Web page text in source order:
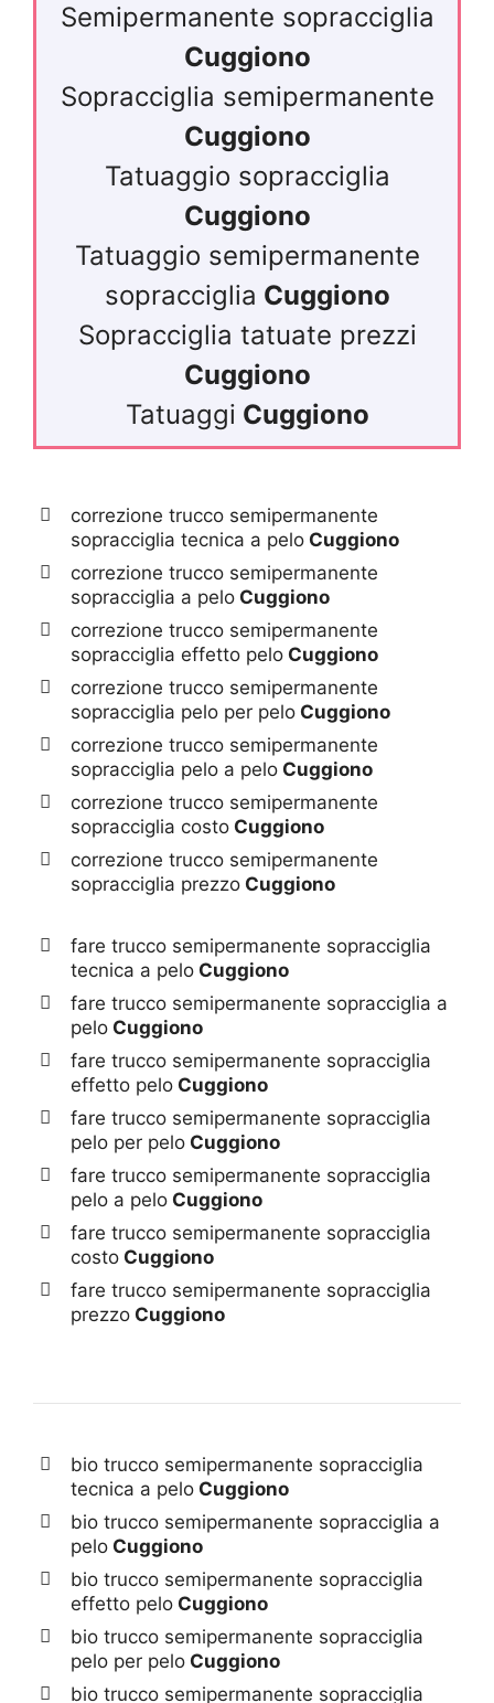
Semipermanente sopracciglia
Cuggiono
Sopracciglia semipermanente
Cuggiono
Tatuaggio sopracciglia
Cuggiono
Tatuaggio semipermanente
sopracciglia Cuggiono
Sopracciglia tatuate prezzi
Cuggiono
Tatuaggi Cuggiono
correzione trucco semipermanente
sopracciglia tecnica a pelo Cuggiono
correzione trucco semipermanente
sopracciglia a pelo Cuggiono
correzione trucco semipermanente
sopracciglia effetto pelo Cuggiono
correzione trucco semipermanente
sopracciglia pelo per pelo Cuggiono
correzione trucco semipermanente
sopracciglia pelo a pelo Cuggiono
correzione trucco semipermanente
sopracciglia costo Cuggiono
correzione trucco semipermanente
sopracciglia prezzo Cuggiono
fare trucco semipermanente sopracciglia
tecnica a pelo Cuggiono
fare trucco semipermanente sopracciglia a
pelo Cuggiono
fare trucco semipermanente sopracciglia
effetto pelo Cuggiono
fare trucco semipermanente sopracciglia
pelo per pelo Cuggiono
fare trucco semipermanente sopracciglia
pelo a pelo Cuggiono
fare trucco semipermanente sopracciglia
costo Cuggiono
fare trucco semipermanente sopracciglia
prezzo Cuggiono
bio trucco semipermanente sopracciglia
tecnica a pelo Cuggiono
bio trucco semipermanente sopracciglia a
pelo Cuggiono
bio trucco semipermanente sopracciglia
effetto pelo Cuggiono
bio trucco semipermanente sopracciglia
pelo per pelo Cuggiono
bio trucco semipermanente sopracciglia